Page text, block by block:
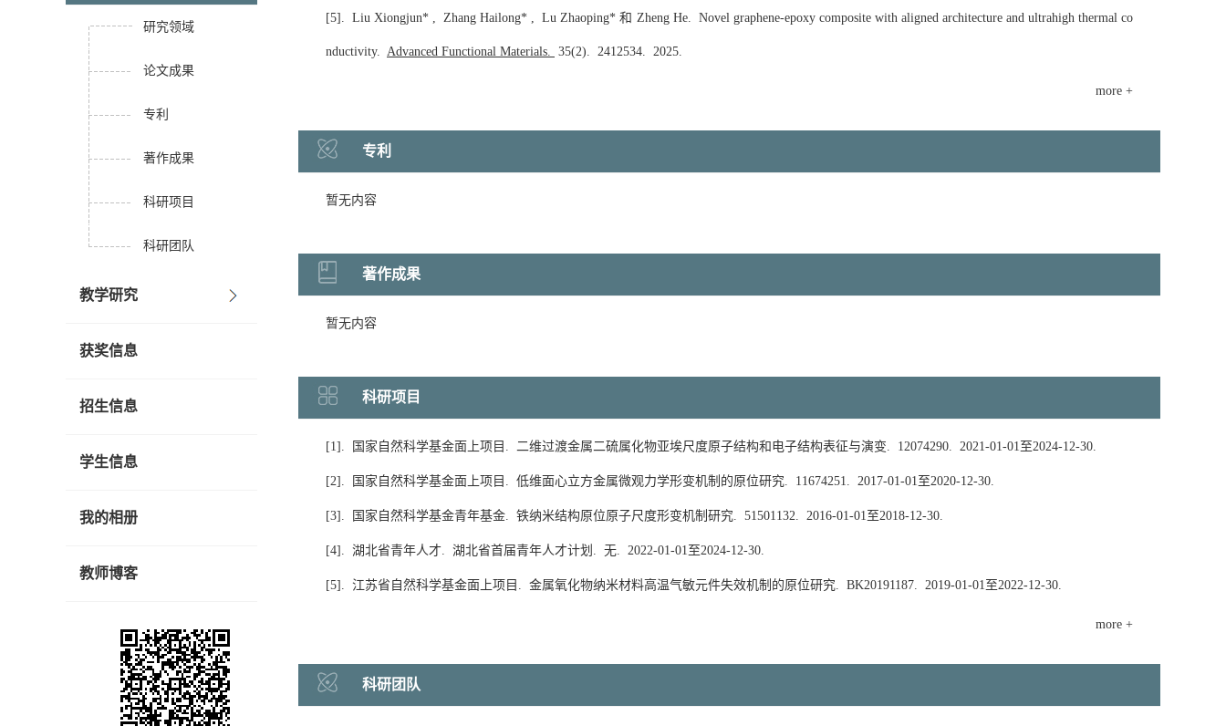
研究领域
论文成果
专利
著作成果
科研项目
科研团队
教学研究
获奖信息
招生信息
学生信息
我的相册
教师博客
[5]. Liu Xiongjun* , Zhang Hailong* , Lu Zhaoping* 和 Zheng He. Novel graphene-epoxy composite with aligned architecture and ultrahigh thermal co
nductivity. Advanced Functional Materials. 35(2). 2412534. 2025.
more +
专利
暂无内容
著作成果
暂无内容
科研项目
[1]. 国家自然科学基金面上项目. 二维过渡金属二硫属化物亚埃尺度原子结构和电子结构表征与演变. 12074290. 2021-01-01至2024-12-30.
[2]. 国家自然科学基金面上项目. 低维面心立方金属微观力学形变机制的原位研究. 11674251. 2017-01-01至2020-12-30.
[3]. 国家自然科学基金青年基金. 铁纳米结构原位原子尺度形变机制研究. 51501132. 2016-01-01至2018-12-30.
[4]. 湖北省青年人才. 湖北省首届青年人才计划. 无. 2022-01-01至2024-12-30.
[5]. 江苏省自然科学基金面上项目. 金属氧化物纳米材料高温气敏元件失效机制的原位研究. BK20191187. 2019-01-01至2022-12-30.
more +
科研团队